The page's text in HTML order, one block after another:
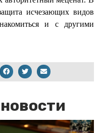
исчезающих видов
и с другими